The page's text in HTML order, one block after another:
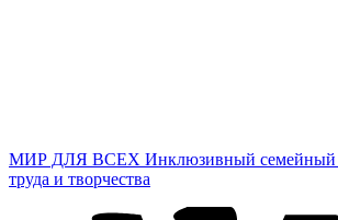
МИР ДЛЯ ВСЕХ Инклюзивный семейный
труда и творчества